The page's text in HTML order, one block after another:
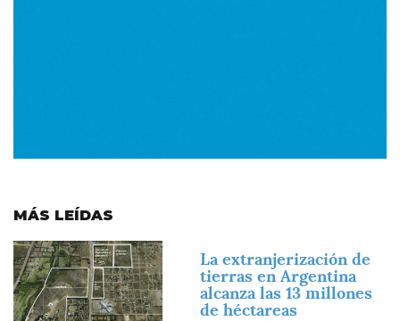
MÁS LEÍDAS
Imagen
La extranjerización de
tierras en Argentina
alcanza las 13 millones
de héctareas